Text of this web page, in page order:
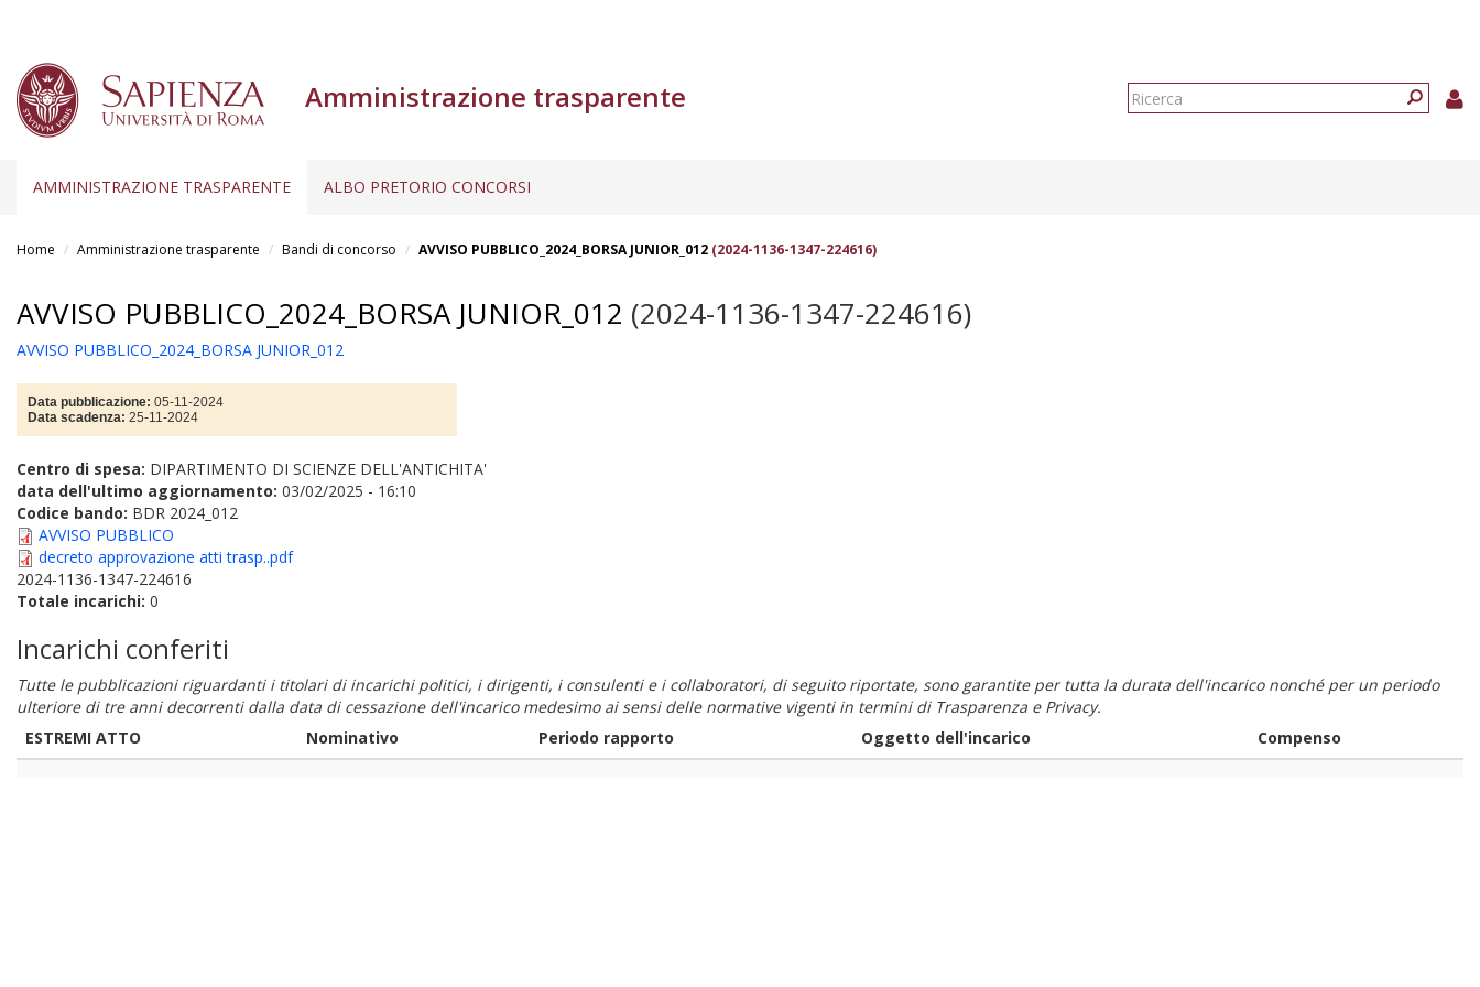
Amministrazione trasparente
Form
AMMINISTRAZIONE TRASPARENTE ALBO PRETORIO CONCORSI
Home Amministrazione trasparente Bandi di concorso AVVISO PUBBLICO_2024_BORSA JUNIOR_012 (2024-1136-1347-224616)
AVVISO PUBBLICO_2024_BORSA JUNIOR_012 (2024-1136-1347-224616)
AVVISO PUBBLICO_2024_BORSA JUNIOR_012
Data pubblicazione: 05-11-2024
Data scadenza: 25-11-2024
Centro di spesa: DIPARTIMENTO DI SCIENZE DELL'ANTICHITA'
data dell'ultimo aggiornamento: 03/02/2025 - 16:10
Codice bando: BDR 2024_012
AVVISO PUBBLICO
decreto approvazione atti trasp..pdf
2024-1136-1347-224616
Totale incarichi: 0
Incarichi conferiti
Tutte le pubblicazioni riguardanti i titolari di incarichi politici, i dirigenti, i consulenti e i collaboratori, di seguito riportate, sono garantite per tutta la durata dell'incarico nonché per un periodo
ulteriore di tre anni decorrenti dalla data di cessazione dell'incarico medesimo ai sensi delle normative vigenti in termini di Trasparenza e Privacy.
ESTREMI ATTO
Nominativo Periodo rapporto Oggetto dell'incarico Compenso